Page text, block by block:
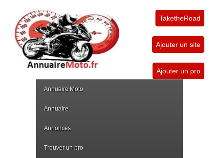
TaketheRoad
Ajouter un site
Ajouter un pro
Annuaire Moto
Annuaire
Annonces
Trouver un pro